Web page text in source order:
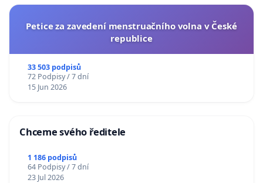
Petice za zavedení menstruačního volna v České
republice
33 503 podpisů
72 Podpisy / 7 dní
15 Jun 2026
Chceme svého ředitele
1 186 podpisů
64 Podpisy / 7 dní
23 Jul 2026